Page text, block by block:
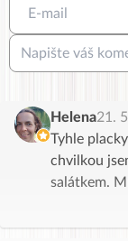
Helena21.
Tyhle
chvilkou
salátkem.